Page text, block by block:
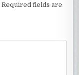
Required fields are